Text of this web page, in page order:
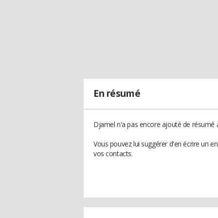
En résumé
Djamel n'a pas encore ajouté de résumé
Vous pouvez lui suggérer d'en écrire un
vos contacts.